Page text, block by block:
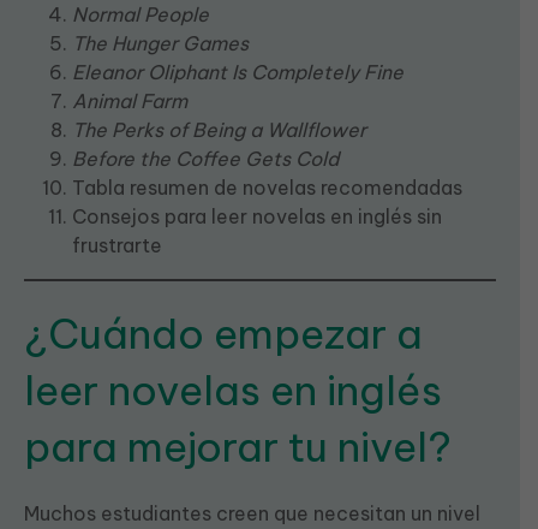
Normal People
The Hunger Games
Eleanor Oliphant Is Completely Fine
Animal Farm
The Perks of Being a Wallflower
Before the Coffee Gets Cold
Tabla resumen de novelas recomendadas
Consejos para leer novelas en inglés sin
frustrarte
¿Cuándo empezar a
leer novelas en inglés
para mejorar tu nivel?
Muchos estudiantes creen que necesitan un nivel